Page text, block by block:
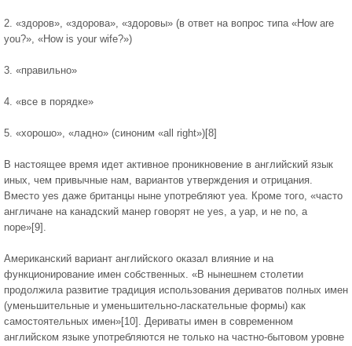
2. «здоров», «здорова», «здоровы» (в ответ на вопрос типа «How are
you?», «How is your wife?»)
3. «правильно»
4. «все в порядке»
5. «хорошо», «ладно» (синоним «all right»)[8]
В настоящее время идет активное проникновение в английский язык
иных, чем привычные нам, вариантов утверждения и отрицания.
Вместо yes даже британцы ныне употребляют yea. Кроме того, «часто
англичане на канадский манер говорят не yes, а yap, и не no, а
nope»[9].
Американский вариант английского оказал влияние и на
функционирование имен собственных. «В нынешнем столетии
продолжила развитие традиция использования дериватов полных имен
(уменьшительные и уменьшительно-ласкательные формы) как
самостоятельных имен»[10]. Дериваты имен в современном
английском языке употребляются не только на частно-бытовом уровне